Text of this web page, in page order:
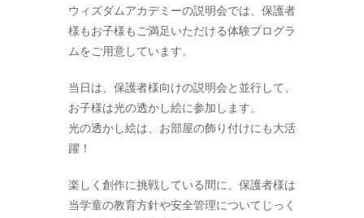
ウィズダムアカデミーの説明会では、保護者
様もお子様もご満足いただける体験プログラ
ムをご用意しています。
当日は、保護者様向けの説明会と並行して、
お子様は光の透かし絵に参加します。
光の透かし絵は、お部屋の飾り付けにも大活
躍！
楽しく創作に挑戦している間に、保護者様は
当学童の教育方針や安全管理についてじっく